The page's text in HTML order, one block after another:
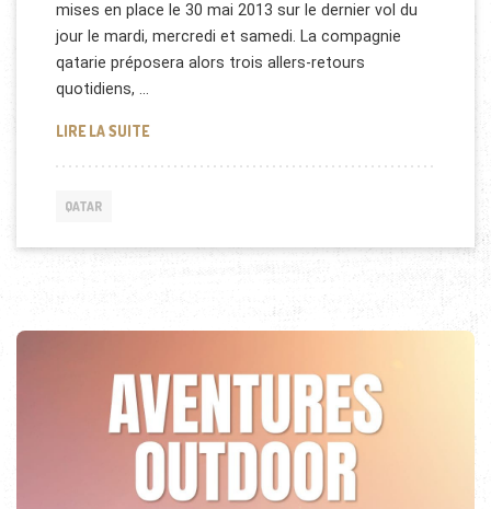
mises en place le 30 mai 2013 sur le dernier vol du
jour le mardi, mercredi et samedi. La compagnie
qatarie préposera alors trois allers-retours
quotidiens, …
LIRE LA SUITEQATAR AIRWAYS RENFORCE SA PRÉSENCE EN
QATAR